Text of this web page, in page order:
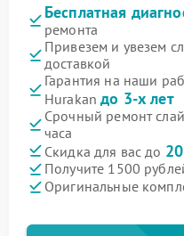
Бесплатная
ремонта
Привезем и увезем
доставкой
Гарантия на наши
Hurakanдо 3-х лет
Срочный ремонт
часа
Скидка для вас до
Получите 1500
Оригинальные